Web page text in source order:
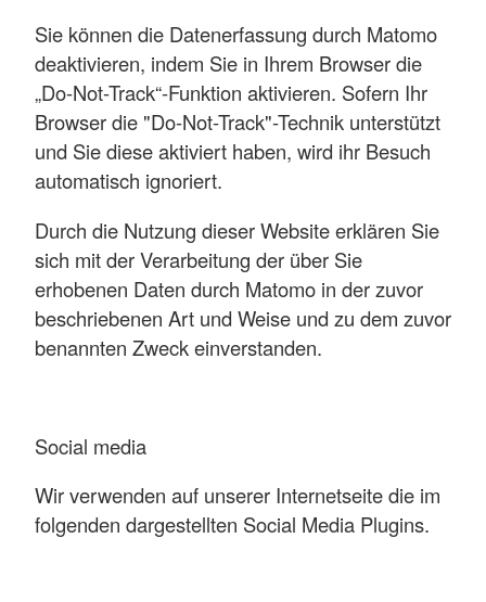
Sie können die Datenerfassung durch Matomo
deaktivieren, indem Sie in Ihrem Browser die
„Do-Not-Track“-Funktion aktivieren. Sofern Ihr
Browser die "Do-Not-Track"-Technik unterstützt
und Sie diese aktiviert haben, wird ihr Besuch
automatisch ignoriert.
Durch die Nutzung dieser Website erklären Sie
sich mit der Verarbeitung der über Sie
erhobenen Daten durch Matomo in der zuvor
beschriebenen Art und Weise und zu dem zuvor
benannten Zweck einverstanden.
Social media
Wir verwenden auf unserer Internetseite die im
folgenden dargestellten Social Media Plugins.